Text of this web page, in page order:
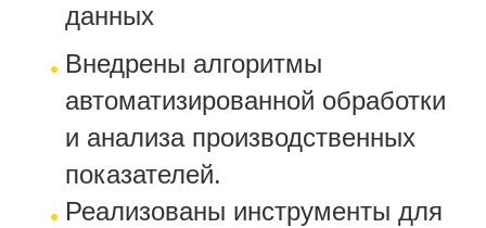
данных
Внедрены алгоритмы
автоматизированной обработки
и анализа производственных
показателей.
Реализованы инструменты для